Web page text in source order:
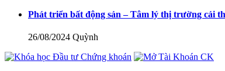
Phát triển bất động sản – Tâm lý thị trường cải
26/08/2024 Quỳnh